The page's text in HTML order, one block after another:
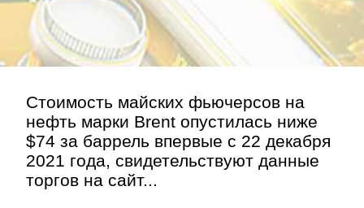
Стоимость майских фьючерсов на
нефть марки Brent опустилась ниже
$74 за баррель впервые с 22 декабря
2021 года, свидетельствуют данные
торгов на сайт...
Контакт»